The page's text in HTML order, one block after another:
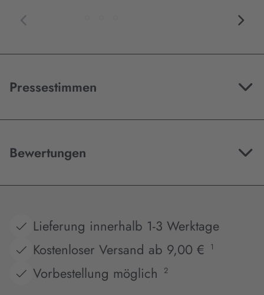
Pressestimmen
Bewertungen
Lieferung innerhalb 1-3 Werktage
Kostenloser Versand ab 9,00 €
1
Vorbestellung möglich 2